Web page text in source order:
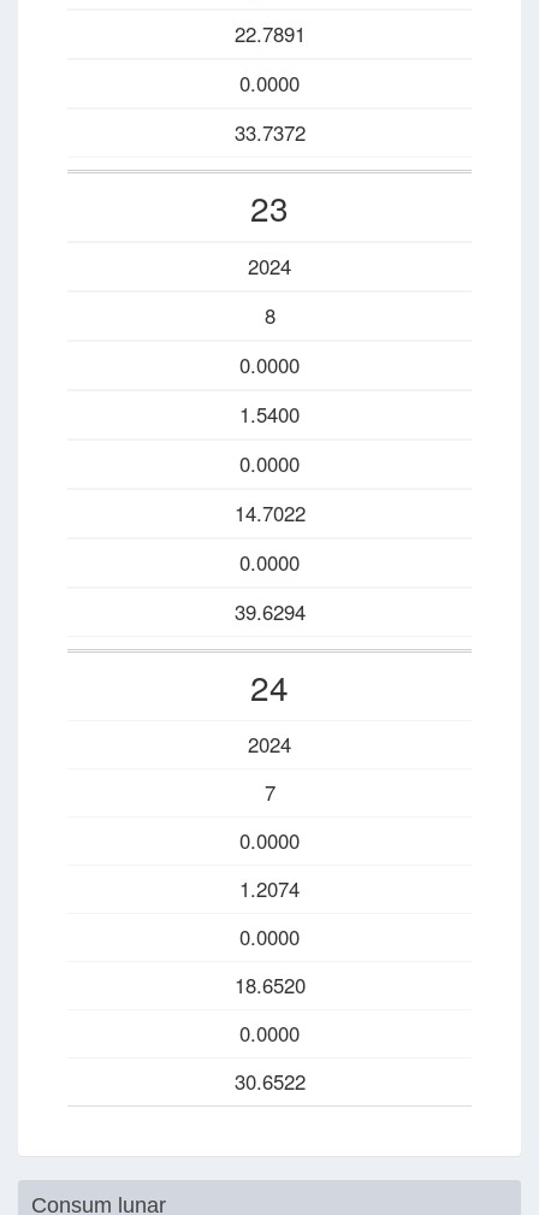
22.7891
0.0000
33.7372
23
2024
8
0.0000
1.5400
0.0000
14.7022
0.0000
39.6294
24
2024
7
0.0000
1.2074
0.0000
18.6520
0.0000
30.6522
Consum lunar